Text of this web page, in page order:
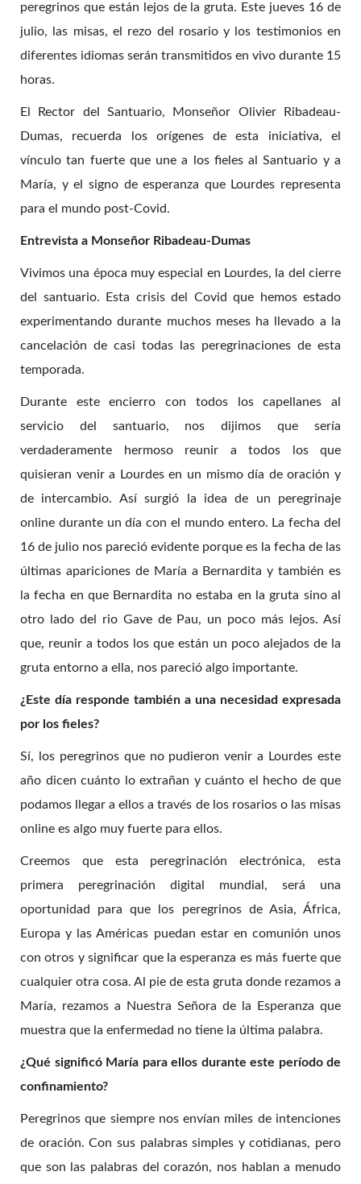
peregrinos que están lejos de la gruta. Este jueves 16 de
julio, las misas, el rezo del rosario y los testimonios en
diferentes idiomas serán transmitidos en vivo durante 15
horas.
El Rector del Santuario, Monseñor Olivier Ribadeau-
Dumas, recuerda los orígenes de esta iniciativa, el
vínculo tan fuerte que une a los fieles al Santuario y a
María, y el signo de esperanza que Lourdes representa
para el mundo post-Covid.
Entrevista a Monseñor Ribadeau-Dumas
Vivimos una época muy especial en Lourdes, la del cierre
del santuario. Esta crisis del Covid que hemos estado
experimentando durante muchos meses ha llevado a la
cancelación de casi todas las peregrinaciones de esta
temporada.
Durante este encierro con todos los capellanes al
servicio del santuario, nos dijimos que sería
verdaderamente hermoso reunir a todos los que
quisieran venir a Lourdes en un mismo día de oración y
de intercambio. Así surgió la idea de un peregrinaje
online durante un día con el mundo entero. La fecha del
16 de julio nos pareció evidente porque es la fecha de las
últimas apariciones de María a Bernardita y también es
la fecha en que Bernardita no estaba en la gruta sino al
otro lado del rio Gave de Pau, un poco más lejos. Así
que, reunir a todos los que están un poco alejados de la
gruta entorno a ella, nos pareció algo importante.
¿Este día responde también a una necesidad expresada
por los fieles?
Sí, los peregrinos que no pudieron venir a Lourdes este
año dicen cuánto lo extrañan y cuánto el hecho de que
podamos llegar a ellos a través de los rosarios o las misas
online es algo muy fuerte para ellos.
Creemos que esta peregrinación electrónica, esta
primera peregrinación digital mundial, será una
oportunidad para que los peregrinos de Asia, África,
Europa y las Américas puedan estar en comunión unos
con otros y significar que la esperanza es más fuerte que
cualquier otra cosa. Al pie de esta gruta donde rezamos a
María, rezamos a Nuestra Señora de la Esperanza que
muestra que la enfermedad no tiene la última palabra.
¿Qué significó María para ellos durante este período de
confinamiento?
Peregrinos que siempre nos envían miles de intenciones
de oración. Con sus palabras simples y cotidianas, pero
que son las palabras del corazón, nos hablan a menudo